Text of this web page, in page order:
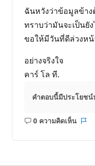
ฉันหวังว่าข้อมูลข้าง
ทราบว่ามันจะเป็นยัง
ขอให้มีวันที่ดีล่วงห
อย่างจริงใจ
คาร์ โล ที.
คำตอบนี้มีประโยชน์
0 ความคิดเห็น
ไม่มี
ราย